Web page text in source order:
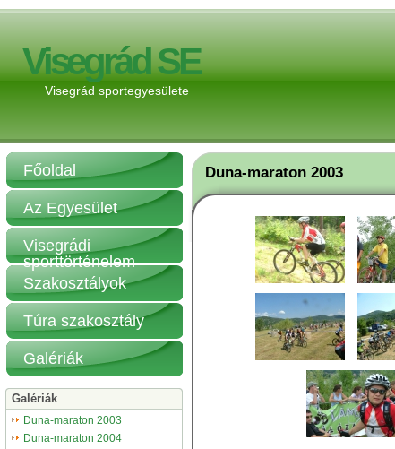
Visegrád SE
Visegrád sportegyesülete
Duna-maraton 2003
Főoldal
Az Egyesület
Visegrádi
sporttörténelem
Szakosztályok
Túra szakosztály
Galériák
Galériák
Duna-maraton 2003
Duna-maraton 2004